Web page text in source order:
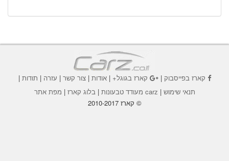
קארז בפייסבוק| קארז בגוגל+|אודות |צור קשר | עזרה | תודות |
תנאי שימוש | carz מעודד טבעונות | בלוג קארז | מפת אתר
© קארז 2010-2017